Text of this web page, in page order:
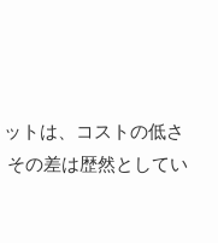
トは、コストの低さ
の差は歴然としてい